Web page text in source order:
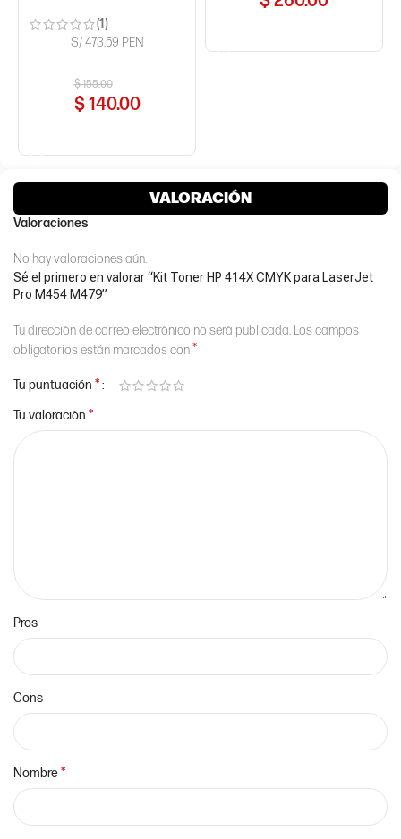
(1)
$155.00
$140.00
S/ 473.59 PEN
VALORACIÓN
Valoraciones
No hay valoraciones aún.
Sé el primero en valorar “Kit Toner HP 414X CMYK para LaserJet
Pro M454 M479”
Tu dirección de correo electrónico no será publicada. Los campos
obligatorios están marcados con*
Tu puntuación *
Tu valoración *
Pros
Cons
Nombre*